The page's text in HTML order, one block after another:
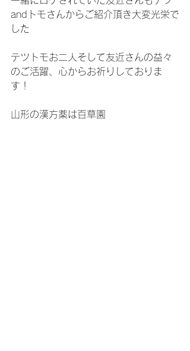
andトモさんからご紹介頂き大変光栄で
した
テツトモお二人そして友近さんの益々
のご活躍、心からお祈りしておりま
す！
山形の漢方薬は百草園